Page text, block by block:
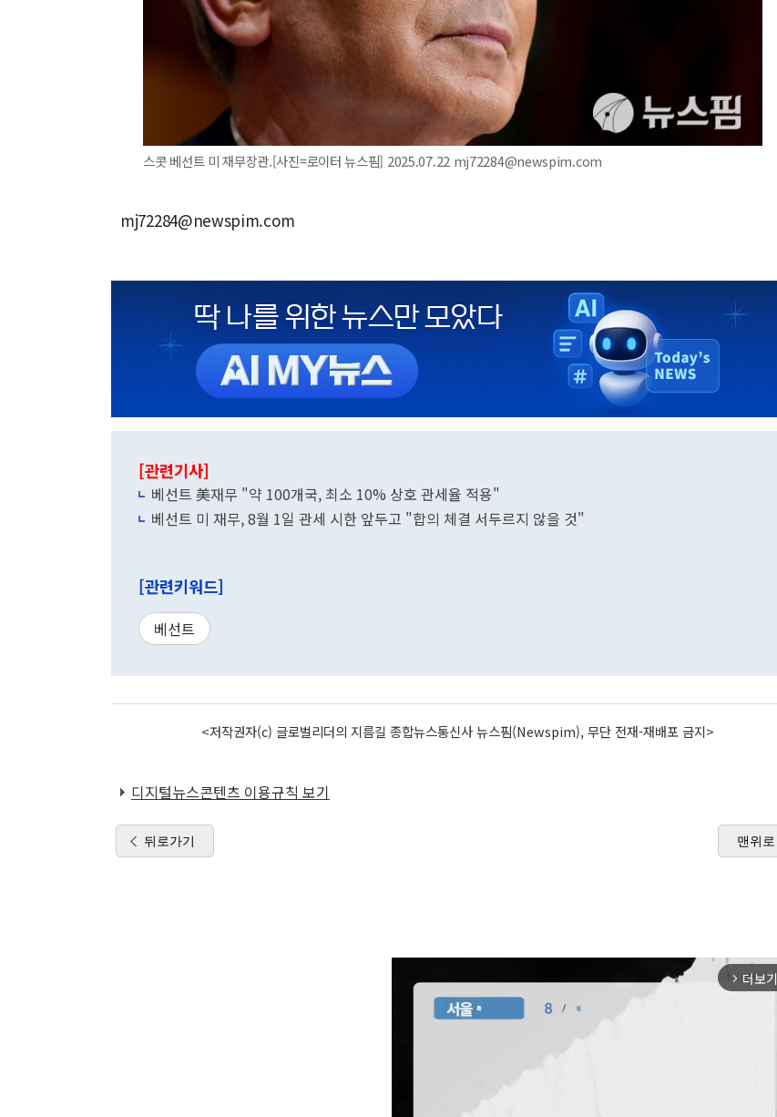
스콧 베선트 미 재무장관.[사진=로이터 뉴스핌] 2025.07.22 mj72284@newspim.com
mj72284@newspim.com
[관련기사]
베선트 美재무 "약 100개국, 최소 10% 상호 관세율 적용"
베선트 미 재무, 8월 1일 관세 시한 앞두고 "합의 체결 서두르지 않을 것"
[관련키워드]
베선트
<저작권자(c) 글로벌리더의 지름길 종합뉴스통신사 뉴스핌(Newspim), 무단 전재-재배포 금지>
디지털뉴스콘텐츠 이용규칙 보기
뒤로가기 맨위로
arrow_forward_ios 더보기